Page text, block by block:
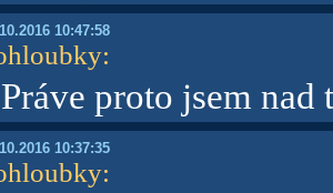
10:47:58
:
Práve proto jsem
10:37:35
: